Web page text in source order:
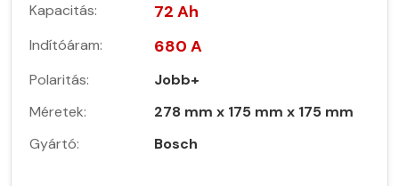
Kapacitás: 72 Ah
Indítóáram: 680 A
Polaritás:
Jobb+
Méretek:
278 mm x 175 mm x 175 mm
Gyártó:
Bosch